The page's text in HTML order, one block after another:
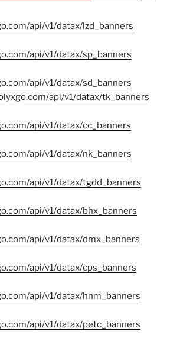
api/v1/datax/lzd_banners
api/v1/datax/sp_banners
api/v1/datax/sd_banners
api/v1/datax/tk_banners
api/v1/datax/cc_banners
api/v1/datax/nk_banners
api/v1/datax/tgdd_banners
api/v1/datax/bhx_banners
api/v1/datax/dmx_banners
api/v1/datax/cps_banners
api/v1/datax/hnm_banners
api/v1/datax/petc_banners